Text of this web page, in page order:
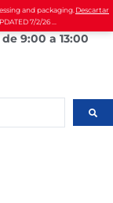
and packaging.
7/2/26 ...
Descartar
de 9:00 a 13:00